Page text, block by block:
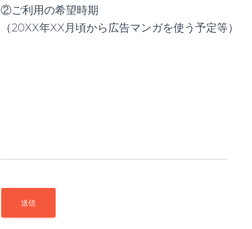
②ご利用の希望時期
（20XX年XX月頃から広告マンガを使う予定等）